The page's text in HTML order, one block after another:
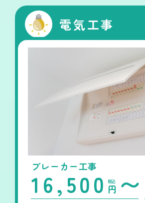
電気工事
ブレーカー工事
16,500 円 〜
税込